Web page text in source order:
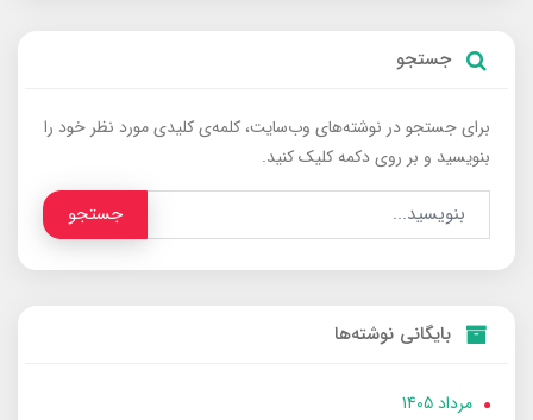
جستجو
برای جستجو در نوشته‌های وب‌سایت، کلمه‌ی کلیدی مورد نظر خود را
بنویسید و بر روی دکمه کلیک کنید.
جستجو
بایگانی نوشته‌ها
مرداد 1405